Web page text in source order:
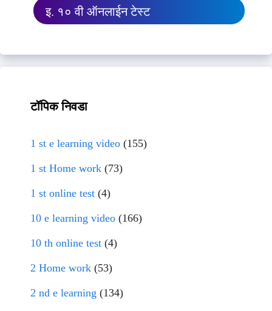
इ. १० वी ऑनलाईन टेस्ट
टॉपिक निवडा
1 st e learning video (155)
1 st Home work (73)
1 st online test (4)
10 e learning video (166)
10 th online test (4)
2 Home work (53)
2 nd e learning (134)